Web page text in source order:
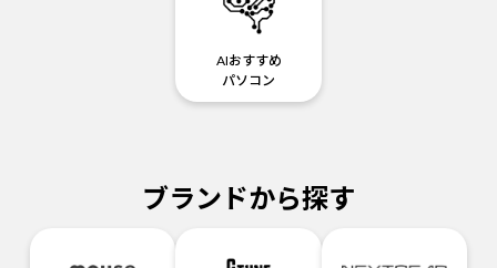
AIおすすめ
パソコン
ブランドから探す